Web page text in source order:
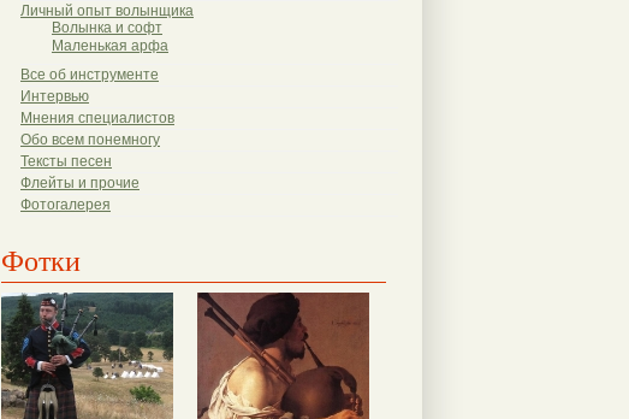
Личный опыт волынщика
Волынка и софт
Маленькая арфа
Все об инструменте
Интервью
Мнения специалистов
Обо всем понемногу
Тексты песен
Флейты и прочие
Фотогалерея
Фотки